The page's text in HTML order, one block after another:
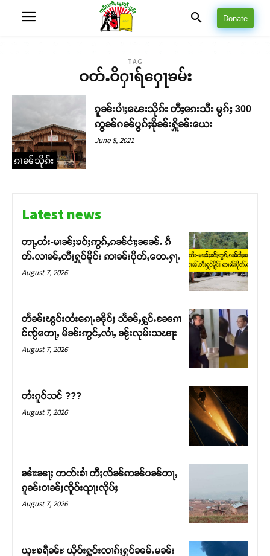
တႃႇႁႂ်ႈသဵင်ၵၢင်ၸႂ်ၵူၼ်းမိူင်း ၵူႈတီႈၵူႈလႅၼ်ပေႃးတေၸွ
တ်ႇ တူဝ်ႈလုမ်ႈၾႃႉၼၼ်ႉ ၶဝ်ႈႁူမ်ႈၵမ်ႉထႅမ် ၸုမ်းၶၢ
ဝ်ႇၽူႈတွႆႇႁွၵ်ႈ လႆႈယူႇၶႃႈဢေႃႈ။
Donate
TAG
ဝတ်ႉဝိႁၢရ်ႁေႃၶမ်း
ၵၢၼ်သိုၵ်း
ၵူၼ်းပၢႆႈၽေးသိုၵ်း တီႈၵေးသီး မွၵ်ႈ 300
ဢွၼ်ၵၼ်ပွၵ်ႈၶိုၼ်းႁိူၼ်းယေး
June 8, 2021
Latest news
တႃႇထႆး-မၢၼ်ႈၶဝ်ႈဢွၵ်ႇၵၼ်ငၢႆႈၼၼ်ႉ ၵဵ
တ်ႉလၢၼ်ႇတီႈႁူဝ်မိူင်း ဢၢၼ်းပိုတ်ႇတေႉႁႃႉ
August 7, 2026
တႅၼ်းၽွင်းထႆးၵေႃႉၼိုင်ႈ သႅၼ်ႇႁွင်ႉၼႄၵၢ
င်ၸႂ်တေႃႇ မိၼ်းဢွင်ႇလၢႆႇ ၼႂ်းလုမ်းသၽႃး
August 7, 2026
တႆးၵူဝ်သင် ???
August 7, 2026
ၼၢႆးၼႃႈ တတ်းၶၢႆ တီႈလိၼ်ဢၼ်ပၼ်တႃႇ
ၵူၼ်းဝၢၼ်ႈၸိူဝ်းၺႃးလိုပ်ႈ
August 7, 2026
ယူႊၶရဵၼ်ႊ ယိုဝ်းႁူင်းၸၢၵ်ႈႁုင်ၼမ်ႉမၼ်း